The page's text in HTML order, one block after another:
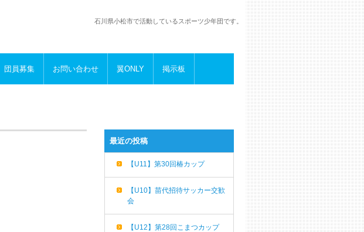
石川県小松市で活動しているスポーツ少年団です。
団員募集 お問い合わせ 翼ONLY 掲示板
最近の投稿
【U11】第30回椿カップ
【U10】苗代招待サッカー交歓
会
【U12】第28回こまつカップ